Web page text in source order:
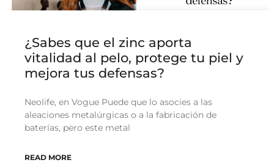
¿Sabes que el zinc aporta
vitalidad al pelo, protege tu piel y
mejora tus defensas?
Neolife, en Vogue Puede que lo asocies a las
aleaciones metalúrgicas o a la fabricación de
baterías, pero este metal
READ MORE